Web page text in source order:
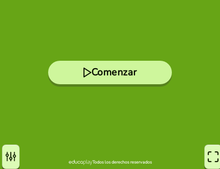
Comenzar
Todos los derechos reservados